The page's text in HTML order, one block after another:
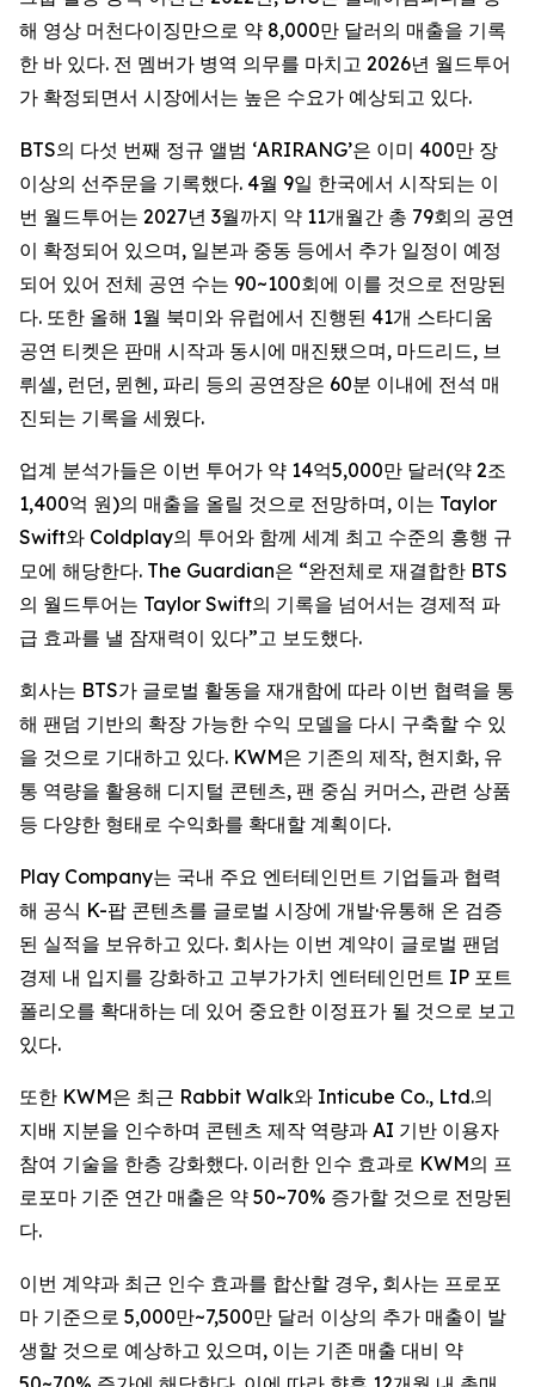
해 영상 머천다이징만으로 약 8,000만 달러의 매출을 기록
한 바 있다. 전 멤버가 병역 의무를 마치고 2026년 월드투어
가 확정되면서 시장에서는 높은 수요가 예상되고 있다.
BTS의 다섯 번째 정규 앨범 ‘ARIRANG’은 이미 400만 장
이상의 선주문을 기록했다. 4월 9일 한국에서 시작되는 이
번 월드투어는 2027년 3월까지 약 11개월간 총 79회의 공연
이 확정되어 있으며, 일본과 중동 등에서 추가 일정이 예정
되어 있어 전체 공연 수는 90~100회에 이를 것으로 전망된
다. 또한 올해 1월 북미와 유럽에서 진행된 41개 스타디움
공연 티켓은 판매 시작과 동시에 매진됐으며, 마드리드, 브
뤼셀, 런던, 뮌헨, 파리 등의 공연장은 60분 이내에 전석 매
진되는 기록을 세웠다.
업계 분석가들은 이번 투어가 약 14억5,000만 달러(약 2조
1,400억 원)의 매출을 올릴 것으로 전망하며, 이는 Taylor
Swift와 Coldplay의 투어와 함께 세계 최고 수준의 흥행 규
모에 해당한다. The Guardian은 “완전체로 재결합한 BTS
의 월드투어는 Taylor Swift의 기록을 넘어서는 경제적 파
급 효과를 낼 잠재력이 있다”고 보도했다.
회사는 BTS가 글로벌 활동을 재개함에 따라 이번 협력을 통
해 팬덤 기반의 확장 가능한 수익 모델을 다시 구축할 수 있
을 것으로 기대하고 있다. KWM은 기존의 제작, 현지화, 유
통 역량을 활용해 디지털 콘텐츠, 팬 중심 커머스, 관련 상품
등 다양한 형태로 수익화를 확대할 계획이다.
Play Company는 국내 주요 엔터테인먼트 기업들과 협력
해 공식 K-팝 콘텐츠를 글로벌 시장에 개발·유통해 온 검증
된 실적을 보유하고 있다. 회사는 이번 계약이 글로벌 팬덤
경제 내 입지를 강화하고 고부가가치 엔터테인먼트 IP 포트
폴리오를 확대하는 데 있어 중요한 이정표가 될 것으로 보고
있다.
또한 KWM은 최근 Rabbit Walk와 Inticube Co., Ltd.의
지배 지분을 인수하며 콘텐츠 제작 역량과 AI 기반 이용자
참여 기술을 한층 강화했다. 이러한 인수 효과로 KWM의 프
로포마 기준 연간 매출은 약 50~70% 증가할 것으로 전망된
다.
이번 계약과 최근 인수 효과를 합산할 경우, 회사는 프로포
마 기준으로 5,000만~7,500만 달러 이상의 추가 매출이 발
생할 것으로 예상하고 있으며, 이는 기존 매출 대비 약